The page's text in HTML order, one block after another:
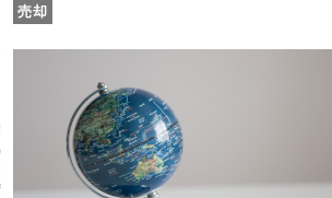
売却